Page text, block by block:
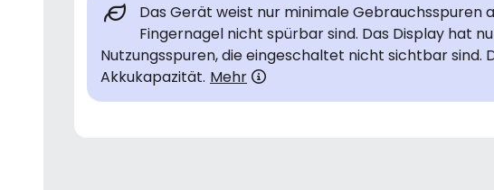
Das Gerät weist nur minimale Gebrauchsspuren
Fingernagel nicht spürbar sind. Das Display hat
Nutzungsspuren, die eingeschaltet nicht sichtbar sind.
Akkukapazität. Mehr